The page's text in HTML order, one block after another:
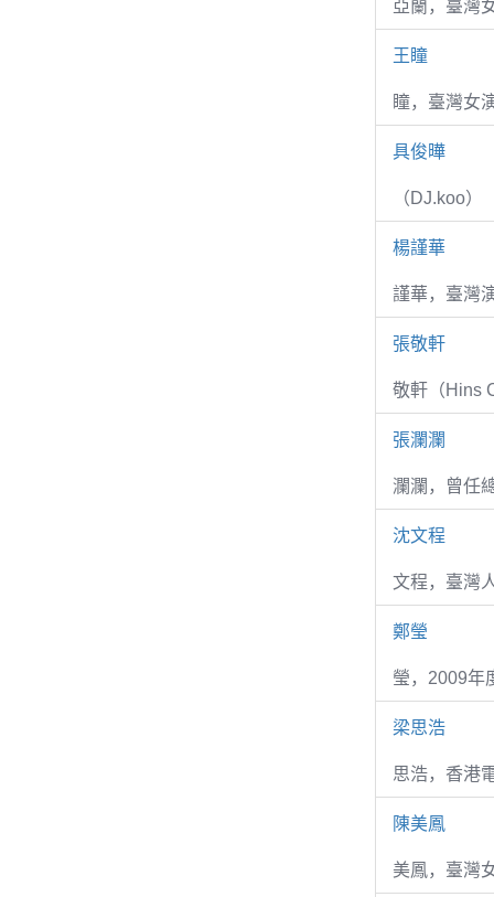
亞蘭，臺灣
王瞳
瞳，臺灣女
具俊曄
（DJ.koo）
楊謹華
謹華，臺灣
張敬軒
敬軒（Hins
張瀾瀾
瀾瀾，曾任
沈文程
文程，臺灣
鄭瑩
瑩，2009年
梁思浩
思浩，香港
陳美鳳
美鳳，臺灣